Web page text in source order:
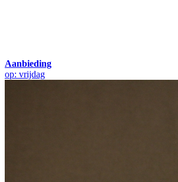
Aanbieding
op: vrijdag